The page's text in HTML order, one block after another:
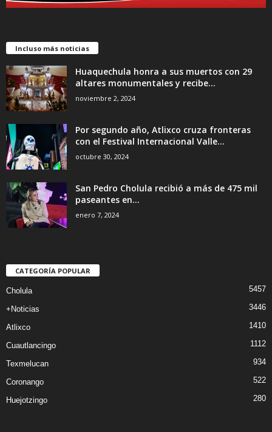
Incluso más noticias
Huaquechula honra a sus muertos con 29
altares monumentales y recibe...
noviembre 2, 2024
Por segundo año, Atlixco cruza fronteras
con el Festival Internacional Valle...
octubre 30, 2024
San Pedro Cholula recibió a más de 475 mil
paseantes en...
enero 7, 2024
CATEGORÍA POPULAR
Cholula 5457
+Noticias 3446
Atlixco 1410
Cuautlancingo 1112
Texmelucan 934
Coronango 522
Huejotzingo 280